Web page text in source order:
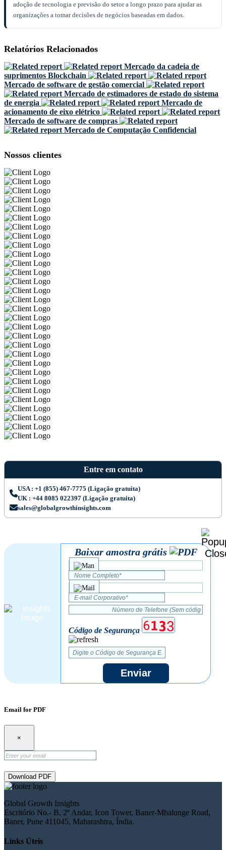
adoção de tecnologia e previsão do setor a longo prazo para ajudar as
organizações a tomar decisões de negócios baseadas em dados.
Relatórios Relacionados
Mercado da cadeia de
suprimentos Blockchain
Mercado de software de gestão comercial
Mercado de estimadores de estado do sistema
de energia
Mercado de
acionamento de eixo elétrico
Mercado de software de compras
Mercado de Computação Confidencial
Nossos clientes
Entre em contato
USA : +1 (855) 467-7775 (Ligação gratuita)
UK : +44 8085 022397 (Ligação gratuita)
sales@globalgrowthinsights.com
Baixar amostra grátis
Código de Segurança
Enviar
Email for PDF
×
Download PDF
Global Growth Insights
Escritório No.- B, 2º Andar, Icon Tower, Baner-Mhalunge Road,
Baner, Pune 411045, Maharashtra, Índia.
Links Úteis